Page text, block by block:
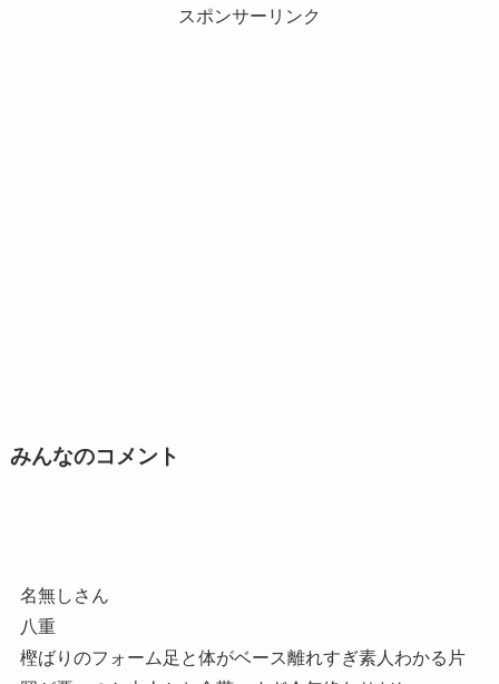
スポンサーリンク
みんなのコメント
名無しさん
八重
樫ばりのフォーム足と体がベース離れすぎ素人わかる片